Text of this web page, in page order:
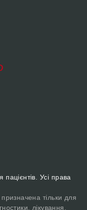
Усі права
тільки для
лікування,